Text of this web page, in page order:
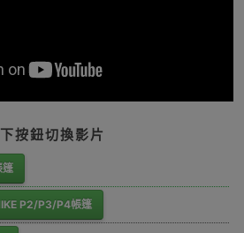
按鈕切換影片
篷
P2/P3/P4帳篷